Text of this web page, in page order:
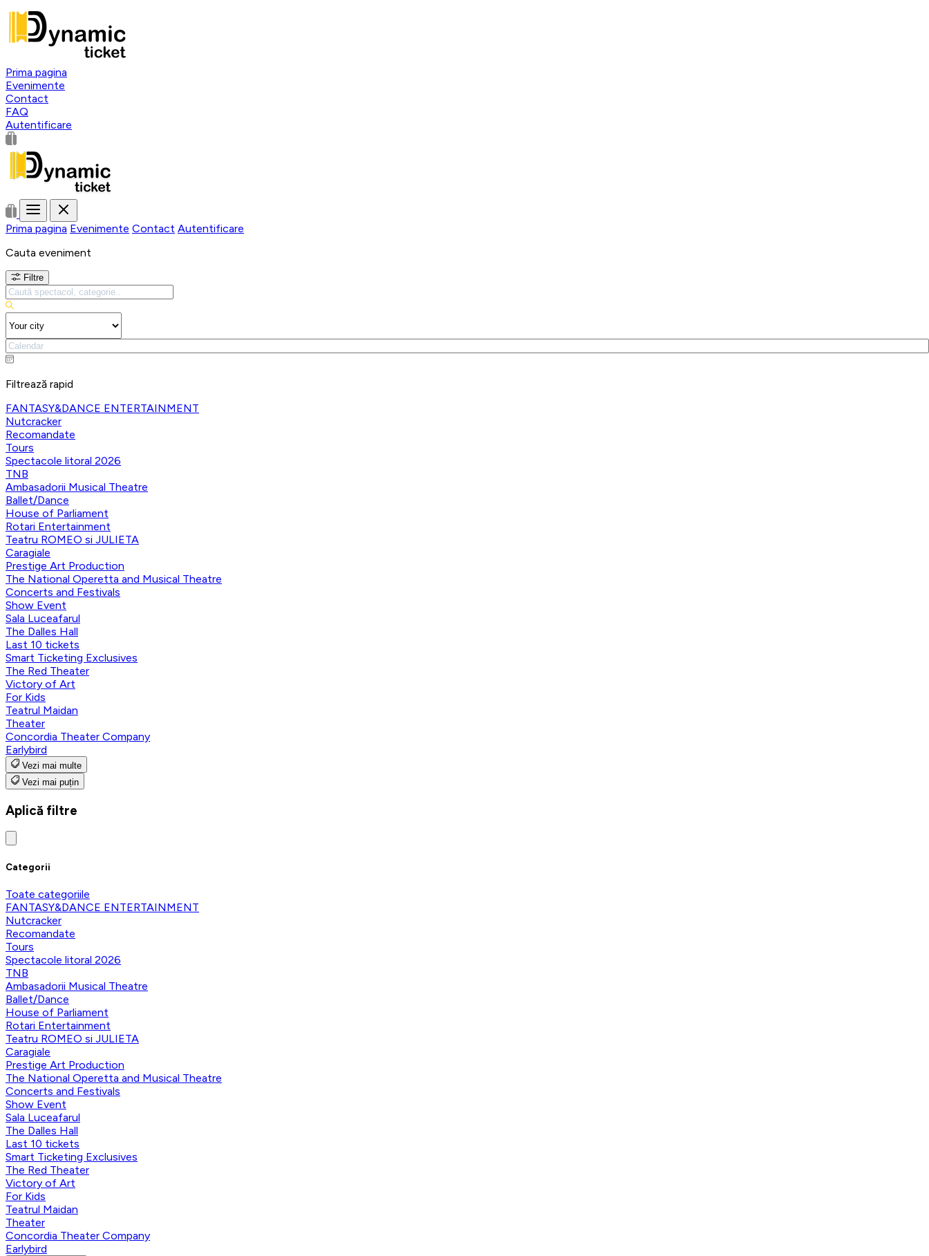
Prima pagina
Evenimente
Contact
FAQ
Autentificare
Prima pagina Evenimente Contact Autentificare
Cauta eveniment
Filtre
Filtrează rapid
FANTASY&DANCE ENTERTAINMENT
Nutcracker
Recomandate
Tours
Spectacole litoral 2026
TNB
Ambasadorii Musical Theatre
Ballet/Dance
House of Parliament
Rotari Entertainment
Teatru ROMEO si JULIETA
Caragiale
Prestige Art Production
The National Operetta and Musical Theatre
Concerts and Festivals
Show Event
Sala Luceafarul
The Dalles Hall
Last 10 tickets
Smart Ticketing Exclusives
The Red Theater
Victory of Art
For Kids
Teatrul Maidan
Theater
Concordia Theater Company
Earlybird
Vezi mai multe
Vezi mai puțin
Aplică filtre
Categorii
Toate categoriile
FANTASY&DANCE ENTERTAINMENT
Nutcracker
Recomandate
Tours
Spectacole litoral 2026
TNB
Ambasadorii Musical Theatre
Ballet/Dance
House of Parliament
Rotari Entertainment
Teatru ROMEO si JULIETA
Caragiale
Prestige Art Production
The National Operetta and Musical Theatre
Concerts and Festivals
Show Event
Sala Luceafarul
The Dalles Hall
Last 10 tickets
Smart Ticketing Exclusives
The Red Theater
Victory of Art
For Kids
Teatrul Maidan
Theater
Concordia Theater Company
Earlybird